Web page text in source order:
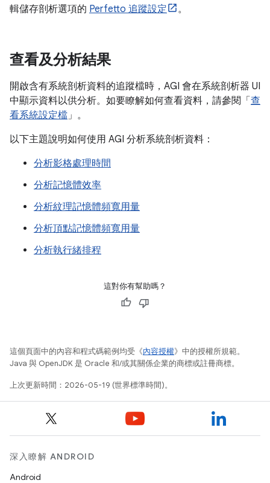
輯儲存剖析選項的 Perfetto 追蹤設定 。
查看及分析結果
開啟含有系統剖析資料的追蹤檔時，AGI 會在系統剖析器 UI
中顯示資料以供分析。如要瞭解如何查看資料，請參閱「 查
看系統設定檔」。
以下主題說明如何使用 AGI 分析系統剖析資料：
分析影格處理時間
分析記憶體效率
分析紋理記憶體頻寬用量
分析頂點記憶體頻寬用量
分析執行緒排程
這對你有幫助嗎？
這個頁面中的內容和程式碼範例均受《內容授權》中的授權所規範。
Java 與 OpenJDK 是 Oracle 和/或其關係企業的商標或註冊商標。
上次更新時間：2026-05-19 (世界標準時間)。
深入瞭解 ANDROID
Android